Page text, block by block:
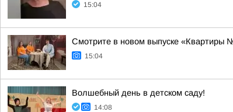
15:04
Смотрите в новом выпуске «Квартиры
15:04
Волшебный день в детском саду!
14:08